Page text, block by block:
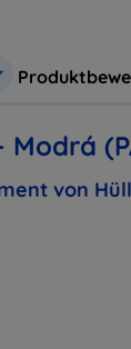
von